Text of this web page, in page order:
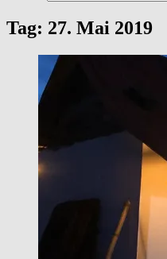
Tag: 27. Mai 2019